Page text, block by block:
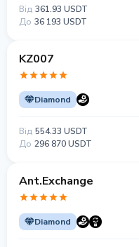
Від 361.93 USDT
До 36 193 USDT
KZ007
Diamond
Від 554.33 USDT
До 296 870 USDT
Ant.Exchange
Diamond